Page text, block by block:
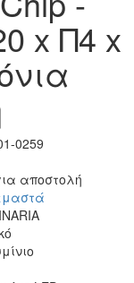
x Π4 x
0259
αποστολή